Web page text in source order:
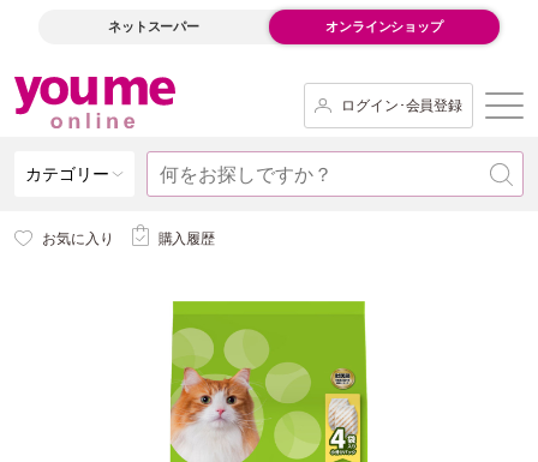
ネットスーパー オンラインショップ
ログイン･会員登録
カテゴリー
お気に入り 購入履歴